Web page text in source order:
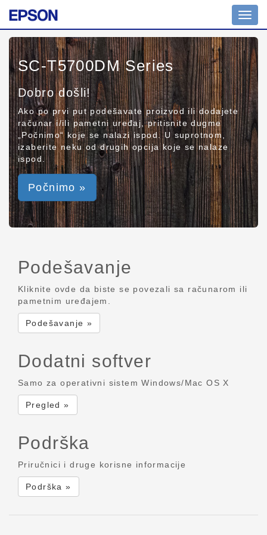
SC-T5700DM Series
Dobro došli!
Ako po prvi put podešavate proizvod ili dodajete
računar i/ili pametni uređaj, pritisnite dugme
„Počnimo“ koje se nalazi ispod. U suprotnom,
izaberite neku od drugih opcija koje se nalaze
ispod.
Počnimo »
Podešavanje
Kliknite ovde da biste se povezali sa računarom ili
pametnim uređajem.
Podešavanje »
Dodatni softver
Samo za operativni sistem Windows/Mac OS X
Pregled »
Podrška
Priručnici i druge korisne informacije
Podrška »